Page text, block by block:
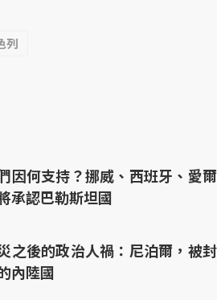
列
因何支持？挪威、西班牙、愛爾
承認巴勒斯坦國
之後的政治人禍：尼泊爾，被封
內陸國